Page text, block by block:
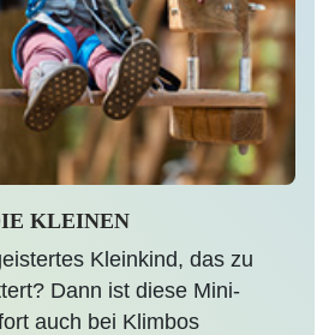
KLEINEN
Kleinkind, das zu
Dann ist diese Mini-
auch bei Klimbos